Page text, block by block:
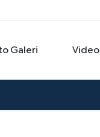
Galeri Video